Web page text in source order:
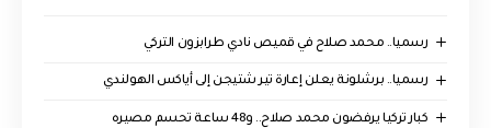
رسميا.. محمد صلاح في قميص نادي طرابزون التركي
رسميا.. برشلونة يعلن إعارة تير شتيجن إلى أياكس الهولندي
كبار تركيا يرفضون محمد صلاح.. و48 ساعة تحسم مصيره